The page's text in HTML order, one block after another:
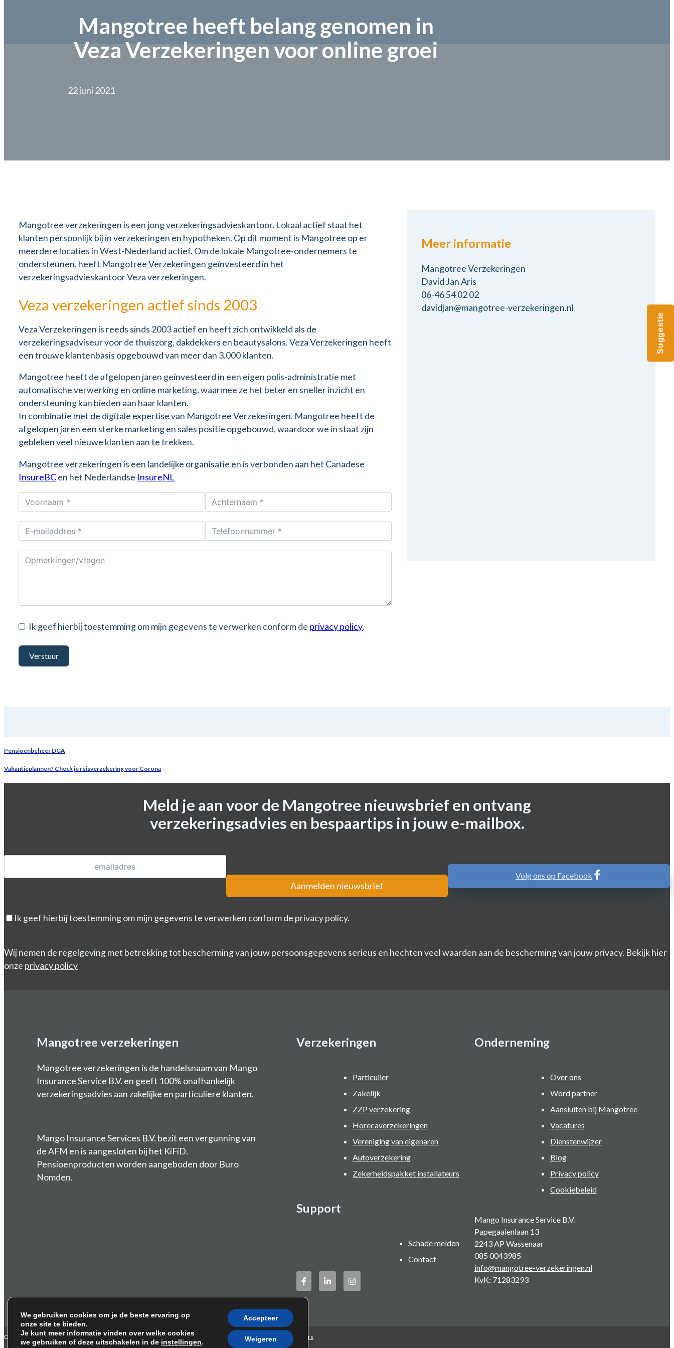
Mangotree heeft belang genomen in
Veza Verzekeringen voor online groei
22 juni 2021
Mangotree verzekeringen is een jong verzekeringsadvieskantoor. Lokaal actief staat het
klanten persoonlijk bij in verzekeringen en hypotheken. Op dit moment is Mangotree op er
meerdere locaties in West-Nederland actief. Om de lokale Mangotree-ondernemers te
ondersteunen, heeft Mangotree Verzekeringen geïnvesteerd in het
verzekeringsadvieskantoor Veza verzekeringen.
Veza verzekeringen actief sinds 2003
Veza Verzekeringen is reeds sinds 2003 actief en heeft zich ontwikkeld als de
verzekeringsadviseur voor de thuiszorg, dakdekkers en beautysalons. Veza Verzekeringen heeft
een trouwe klantenbasis opgebouwd van meer dan 3.000 klanten.
Mangotree heeft de afgelopen jaren geïnvesteerd in een eigen polis-administratie met
automatische verwerking en online marketing, waarmee ze het beter en sneller inzicht en
ondersteuning kan bieden aan haar klanten.
In combinatie met de digitale expertise van Mangotree Verzekeringen. Mangotree heeft de
afgelopen jaren een sterke marketing en sales positie opgebouwd, waardoor we in staat zijn
gebleken veel nieuwe klanten aan te trekken.
Mangotree verzekeringen is een landelijke organisatie en is verbonden aan het Canadese
InsureBCen het Nederlandse InsureNL
Ik geef hierbij toestemming om mijn gegevens te verwerken conform de privacy policy.
Verstuur
Meer informatie
Mangotree Verzekeringen
David Jan Aris
06-46 54 02 02
davidjan@mangotree-verzekeringen.nl
Pensioenbeheer DGA
Vakantieplannen? Check je reisverzekering voor Corona
Meld je aan voor de Mangotree nieuwsbrief en ontvang
verzekeringsadvies en bespaartips in jouw e-mailbox.
Aanmelden nieuwsbrief
Volg ons op Facebook
Ik geef hierbij toestemming om mijn gegevens te verwerken conform de privacy policy.
Wij nemen de regelgeving met betrekking tot bescherming van jouw persoonsgegevens serieus en hechten veel waarden aan de bescherming van jouw privacy. Bekijk hier
onze privacy policy
Mangotree verzekeringen
Mangotree verzekeringen is de handelsnaam van Mango
Insurance Service B.V. en geeft 100% onafhankelijk
verzekeringsadvies aan zakelijke en particuliere klanten.
Mango Insurance Services B.V. bezit een vergunning van
de AFM en is aangesloten bij het KiFiD.
Pensioenproducten worden aangeboden door Buro
Nomden.
Verzekeringen
Particulier
Zakelijk
ZZP verzekering
Horecaverzekeringen
Vereniging van eigenaren
Autoverzekering
Zekerheidspakket installateurs
Support
Schade melden
Contact
Onderneming
Over ons
Word partner
Aansluiten bij Mangotree
Vacatures
Dienstenwijzer
Blog
Privacy policy
Cookiebeleid
Mango Insurance Service B.V.
Papegaaienlaan 13
2243 AP Wassenaar
085 0043985
info@mangotree-verzekeringen.nl
KvK: 71283293
Copyright © 2018 - 2026 • Mangotree Verzekeringen Alle rechten voorbehouden • gerealiseerd doorWebsitekoers
We gebruiken cookies om je de beste ervaring op
onze site te bieden.
Je kunt meer informatie vinden over welke cookies
we gebruiken of deze uitschakelen in de instellingen.
Accepteer
Weigeren
Suggestie